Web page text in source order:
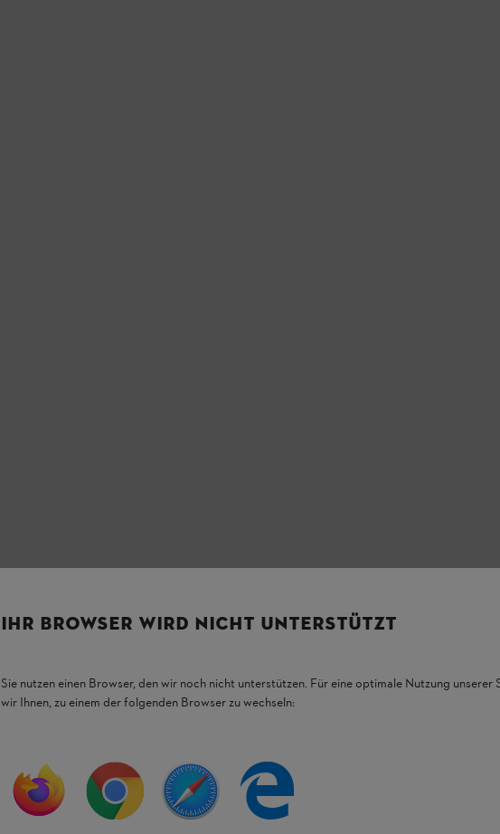
IHR BROWSER WIRD NICHT UNTERSTÜTZT
Sie nutzen einen Browser, den wir noch nicht unterstützen. Für eine optimale Nutzung unserer
wir Ihnen, zu einem der folgenden Browser zu wechseln: